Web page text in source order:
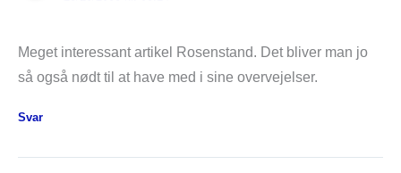
Meget interessant artikel Rosenstand. Det bliver man jo
så også nødt til at have med i sine overvejelser.
Svar